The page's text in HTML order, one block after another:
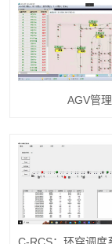
AGV管理